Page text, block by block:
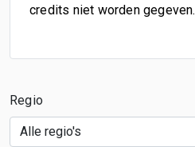
credits niet worden gegeven.
Regio